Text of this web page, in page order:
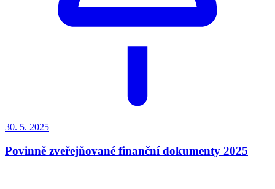
30. 5. 2025
Povinně zveřejňované finanční dokumenty 2025